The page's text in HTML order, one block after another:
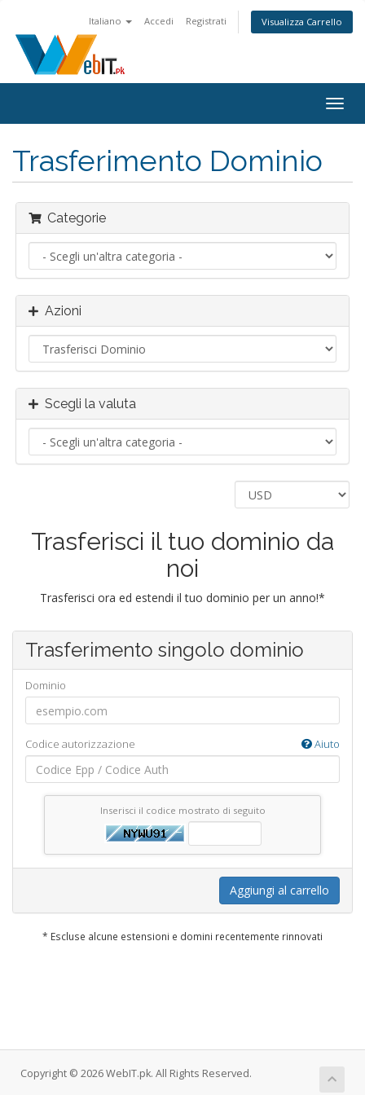
Italiano Accedi Registrati Visualizza Carrello
Trasferimento Dominio
Categorie
Azioni
Scegli la valuta
Trasferisci il tuo dominio da
noi
Trasferisci ora ed estendi il tuo dominio per un anno!*
Trasferimento singolo dominio
Dominio
Codice autorizzazione Aiuto
Inserisci il codice mostrato di seguito
Aggiungi al carrello
* Escluse alcune estensioni e domini recentemente rinnovati
Copyright © 2026 WebIT.pk. All Rights Reserved.